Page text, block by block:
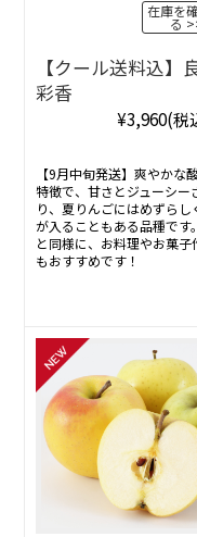
在庫を
る
【クール送料込】
彩香
¥3,960(税
【9月中旬発送】爽やかな
特徴で、甘さとジューシー
り、夏りんごにはめずらし
が入ることもある品種です
と同様に、お料理やお菓子
もおすすめです！